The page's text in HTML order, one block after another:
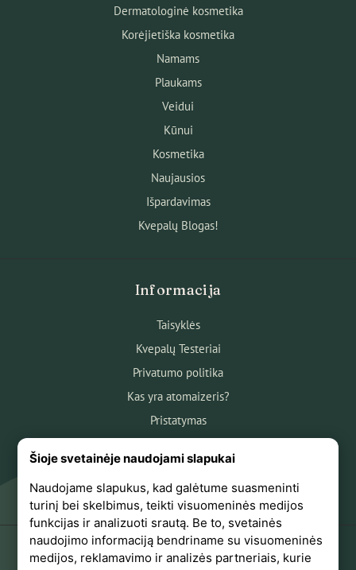
Dermatologinė kosmetika
Korėjietiška kosmetika
Namams
Plaukams
Veidui
Kūnui
Kosmetika
Naujausios
Išpardavimas
Kvepalų Blogas!
Informacija
Taisyklės
Kvepalų Testeriai
Privatumo politika
Kas yra atomaizeris?
Pristatymas
Apie mus
Atsiliepimai
Šioje svetainėje naudojami slapukai
Naudojame slapukus, kad galėtume suasmeninti
turinį bei skelbimus, teikti visuomeninės medijos
funkcijas ir analizuoti srautą. Be to, svetainės
naudojimo informaciją bendriname su visuomeninės
medijos, reklamavimo ir analizės partneriais, kurie